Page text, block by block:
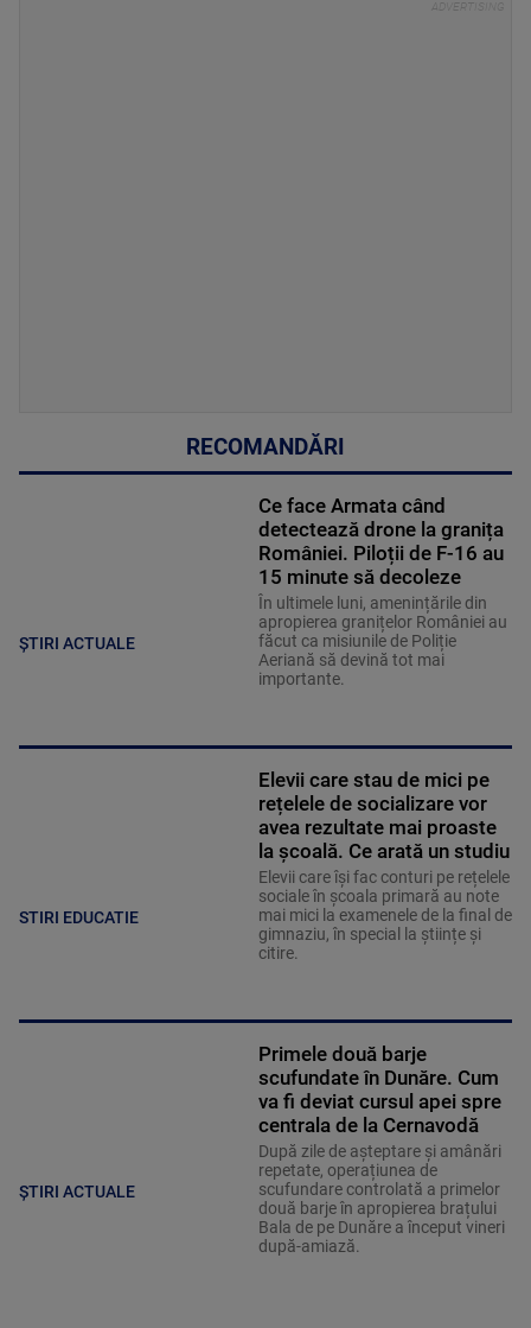
RECOMANDĂRI
ȘTIRI ACTUALE
Ce face Armata când
detectează drone la granița
României. Piloții de F-16 au
15 minute să decoleze
În ultimele luni, amenințările din
apropierea granițelor României au
făcut ca misiunile de Poliție
Aeriană să devină tot mai
importante.
STIRI EDUCATIE
Elevii care stau de mici pe
rețelele de socializare vor
avea rezultate mai proaste
la școală. Ce arată un studiu
Elevii care îşi fac conturi pe rețelele
sociale în școala primară au note
mai mici la examenele de la final de
gimnaziu, în special la științe și
citire.
ȘTIRI ACTUALE
Primele două barje
scufundate în Dunăre. Cum
va fi deviat cursul apei spre
centrala de la Cernavodă
După zile de așteptare și amânări
repetate, operațiunea de
scufundare controlată a primelor
două barje în apropierea brațului
Bala de pe Dunăre a început vineri
după-amiază.